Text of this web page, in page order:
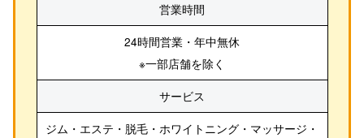
営業時間
24時間営業・年中無休
※一部店舗を除く
サービス
ジム・エステ・脱毛・ホワイトニング・マッサージ・